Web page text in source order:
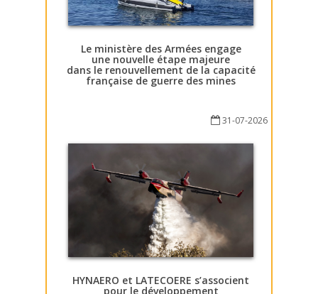
Le ministère des Armées engage
une nouvelle étape majeure
dans le renouvellement de la capacité
française de guerre des mines
31-07-2026
HYNAERO et LATECOERE s’associent
pour le développement